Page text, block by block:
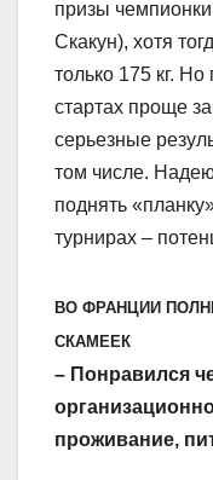
призы
Скакун), хотя
только 175 кг.
стартах проще
серьезные
том числе.
поднять
турнирах –
ВО ФРАНЦИИ
СКАМЕЕК
– Понравился
проживание,